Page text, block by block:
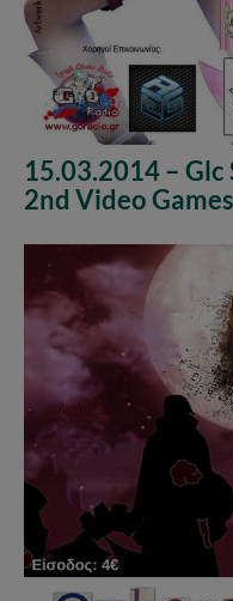
15.03.2014 – Glc
2nd Video